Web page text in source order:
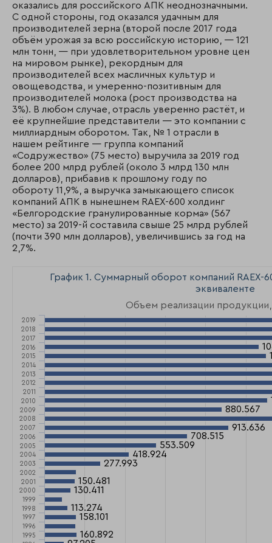
оказались для российского АПК неоднозначными.
С одной стороны, год оказался удачным для
производителей зерна (второй после 2017 года
объём урожая за всю российскую историю, — 121
млн тонн, — при удовлетворительном уровне цен
на мировом рынке), рекордным для
производителей всех масличных культур и
овощеводства, и умеренно-позитивным для
производителей молока (рост производства на
3%). В любом случае, отрасль уверенно растёт, и
её крупнейшие представители — это компании с
миллиардным оборотом. Так, № 1 отрасли в
нашем рейтинге — группа компаний
«Содружество» (75 место) выручила за 2019 год
более 200 млрд рублей (около 3 млрд 130 млн
долларов), прибавив к прошлому году по
обороту 11,9%, а выручка замыкающего список
компаний АПК в нынешнем RAEX-600 холдинг
«Белгородские гранулированные корма» (567
место) за 2019-й составила свыше 25 млрд рублей
(почти 390 млн долларов), увеличившись за год на
2,7%.
График 1. Суммарный оборот компаний RAEX-
эквиваленте
Объем реализации
880.567
880.567
913.636
913.636
708.515
708.515
553.509
553.509
418.924
418.924
277.993
277.993
150.481
150.481
130.411
130.411
113.274
113.274
158.101
158.101
160.892
160.892
2019
2018
2017
2016
2015
2014
2013
2012
2011
2010
2009
2008
2007
2006
2005
2004
2003
2002
2001
2000
1999
1998
1997
1996
1995